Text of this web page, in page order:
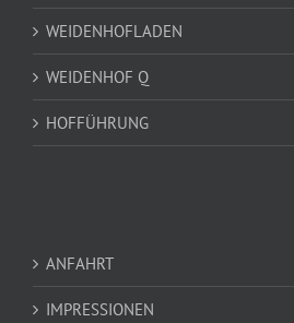
WEIDENHOFLADEN
WEIDENHOF Q
HOFFÜHRUNG
ANFAHRT
IMPRESSIONEN